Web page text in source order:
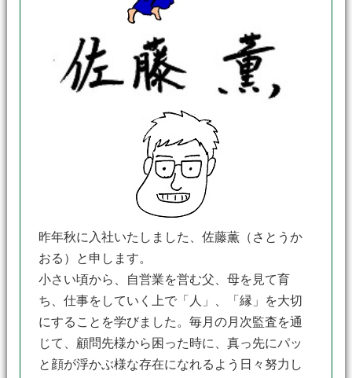
昨年秋に入社いたしました、佐藤薫（さとうか
おる）と申します。
小さい頃から、自営業を営む父、母を見て育
ち、仕事をしていく上で「人」、「縁」を大切
にすることを学びました。毎月の月次監査を通
じて、顧問先様から困った時に、真っ先にパッ
と顔が浮かぶ様な存在になれるよう日々努力し